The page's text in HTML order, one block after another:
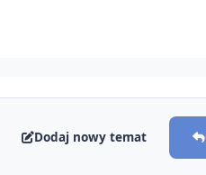
Dodaj nowy temat